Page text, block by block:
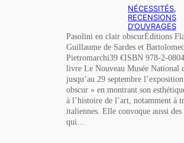
NÉCESSITÉS
RECENSIONS
D’OUVRAGES
Pasolini en clair obscurÉditions
Guillaume de Sardes et
Pietromarchi39 €ISBN 978-2-
livre Le Nouveau Musée National
jusqu’au 29 septembre
obscur » en montrant son
à l’histoire de l’art, notamment à
italiennes. Elle convoque aussi
qui…